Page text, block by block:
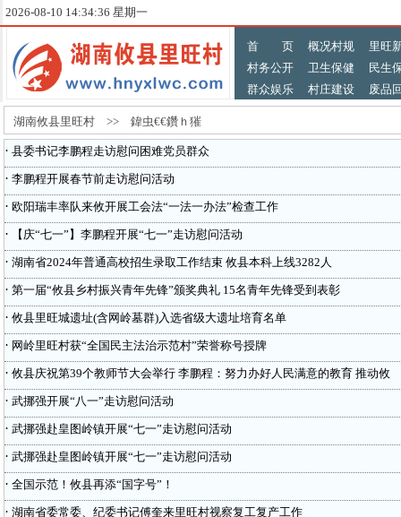
2026-08-10 14:34:36 星期一
首 页 概况村规
里旺
村务公开
卫生保健
民生
群众娱乐
村庄建设 废品
湖南攸县里旺村 >> 鍏虫€€鑽ｈ獕
· 县委书记李鹏程走访慰问困难党员群众
· 李鹏程开展春节前走访慰问活动
· 欧阳瑞丰率队来攸开展工会法“一法一办法”检查工作
· 【庆“七一”】李鹏程开展“七一”走访慰问活动
· 湖南省2024年普通高校招生录取工作结束 攸县本科上线3282人
· 第一届“攸县乡村振兴青年先锋”颁奖典礼 15名青年先锋受到表彰
· 攸县里旺城遗址(含网岭墓群)入选省级大遗址培育名单
· 网岭里旺村获“全国民主法治示范村”荣誉称号授牌
· 攸县庆祝第39个教师节大会举行 李鹏程：努力办好人民满意的教育 推动攸
· 武挪强开展“八一”走访慰问活动
· 武挪强赴皇图岭镇开展“七一”走访慰问活动
· 武挪强赴皇图岭镇开展“七一”走访慰问活动
· 全国示范！攸县再添“国字号”！
· 湖南省委常委、纪委书记傅奎来里旺村视察复工复产工作